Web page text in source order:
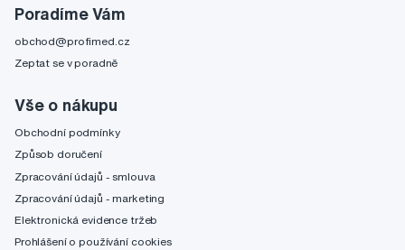
Poradíme Vám
obchod@profimed.cz
Zeptat se v poradně
Vše o nákupu
Obchodní podmínky
Způsob doručení
Zpracování údajů - smlouva
Zpracování údajů - marketing
Elektronická evidence tržeb
Prohlášení o používání cookies